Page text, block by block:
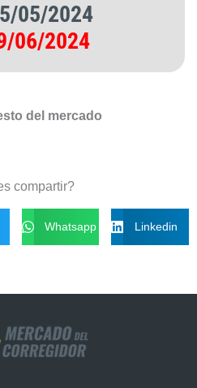
05/2024
06/2024
del mercado
compartir?
Whatsapp Linkedin